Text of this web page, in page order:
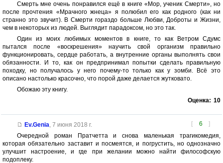
Смерть мне очень понравился ещё в книге «Мор, ученик Смерти», но
после прочтения «Мрачного жнеца» я полюбил его как родного (как ни
странно это звучит). В Смерти гораздо больше Любви, Доброты и Жизни,
чем в некоторых из людей. Выглядит парадоксом, но это так.
Один из моих любимых моментов в книге, то как Ветром Сдумс
пытался после «воскрешения» научить свой организм правильно
функционировать, сердце работать, а внутренние органы выполнять свои
обязанности. И то, как он предпринимал попытки сделать правильную
походку, но получалось у него почему-то только как у зомби. Всё это
описано настолько красочно, что порой даже делается жутковато.
Обожаю эту книгу.
Оценка: 10
[ 6 ]
Ev.Genia, 7 июня 2018 г.
Очередной роман Пратчетта и снова маленькая трагикомедия,
которая обязательно заставит и посмеятся, и погрустить, но однозначно
улучшит настроение, и где при желании можно найти философскую
подоплеку.